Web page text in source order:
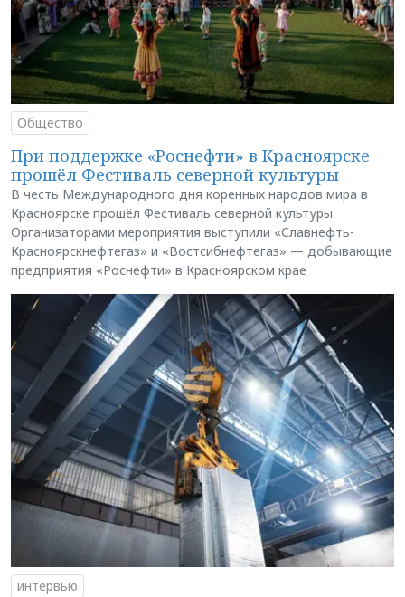
Общество
При поддержке «Роснефти» в Красноярске
прошёл Фестиваль северной культуры
В честь Международного дня коренных народов мира в
Красноярске прошёл Фестиваль северной культуры.
Организаторами мероприятия выступили «Славнефть-
Красноярскнефтегаз» и «Востсибнефтегаз» — добывающие
предприятия «Роснефти» в Красноярском крае
интервью